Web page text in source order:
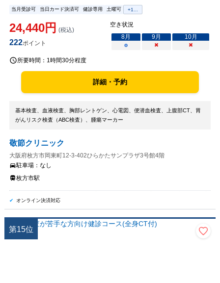
当月受診可 当日カード決済可 健診専用 土曜可 +1...
24,440円 (税込)
222ポイント
空き状況
8月 9月 10月
○
× ×
所要時間： 1時間30分程度
詳細・予約
基本検査、血液検査、胸部レントゲン、心電図、便潜血検査、上腹部CT、胃
がんリスク検査（ABC検査）、腫瘍マーカー
敬節クリニック
大阪府枚方市岡東町12-3-402ひらかたサンプラザ3号館4階
駐車場： なし
枚方市駅
オンライン決済対応
第15位